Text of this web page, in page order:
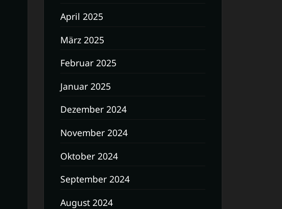
April 2025
März 2025
Februar 2025
Januar 2025
Dezember 2024
November 2024
Oktober 2024
September 2024
August 2024